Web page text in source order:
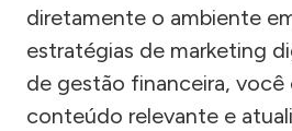
diretamente o ambiente
estratégias de marketing
de gestão financeira, você
conteúdo relevante e